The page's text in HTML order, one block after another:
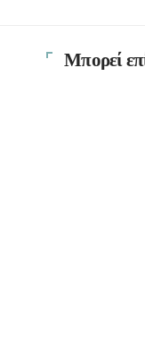
Μπορεί